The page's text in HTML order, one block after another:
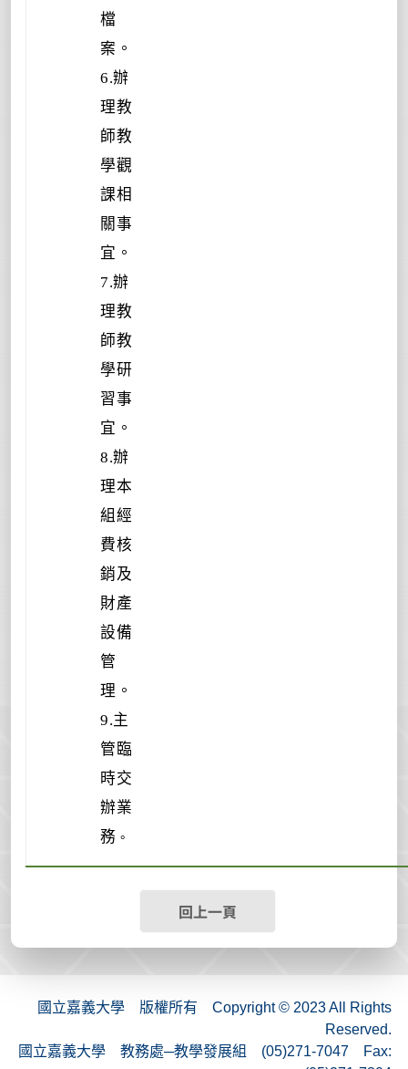
檔
案。
6.辦
理教
師教
學觀
課相
關事
宜。
7.辦
理教
師教
學研
習事
宜。
8.辦
理本
組經
費核
銷及
財產
設備
管
理。
9.主
管臨
時交
辦業
務 。
回上一頁
國立嘉義大學 版權所有 Copyright © 2023 All Rights
Reserved.
國立嘉義大學 教務處─教學發展組 (05)271-7047 Fax: